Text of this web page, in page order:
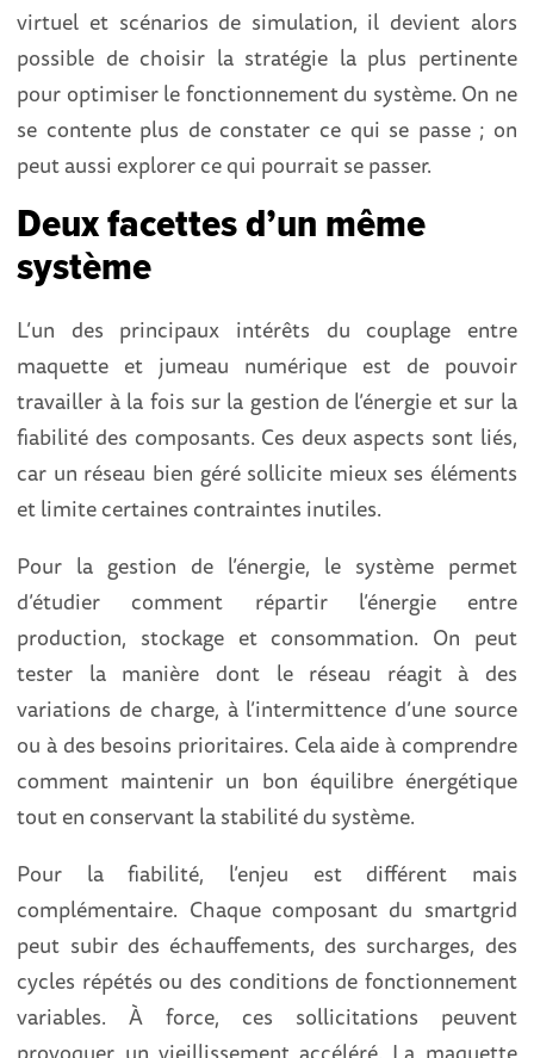
virtuel et scénarios de simulation, il devient alors
possible de choisir la stratégie la plus pertinente
pour optimiser le fonctionnement du système. On ne
se contente plus de constater ce qui se passe ; on
peut aussi explorer ce qui pourrait se passer.
Deux facettes d’un même
système
L’un des principaux intérêts du couplage entre
maquette et jumeau numérique est de pouvoir
travailler à la fois sur la gestion de l’énergie et sur la
fiabilité des composants. Ces deux aspects sont liés,
car un réseau bien géré sollicite mieux ses éléments
et limite certaines contraintes inutiles.
Pour la gestion de l’énergie, le système permet
d’étudier comment répartir l’énergie entre
production, stockage et consommation. On peut
tester la manière dont le réseau réagit à des
variations de charge, à l’intermittence d’une source
ou à des besoins prioritaires. Cela aide à comprendre
comment maintenir un bon équilibre énergétique
tout en conservant la stabilité du système.
Pour la fiabilité, l’enjeu est différent mais
complémentaire. Chaque composant du smartgrid
peut subir des échauffements, des surcharges, des
cycles répétés ou des conditions de fonctionnement
variables. À force, ces sollicitations peuvent